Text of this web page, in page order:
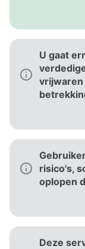
U gaat
vrijwaren
risico's,
oplopen
Deze